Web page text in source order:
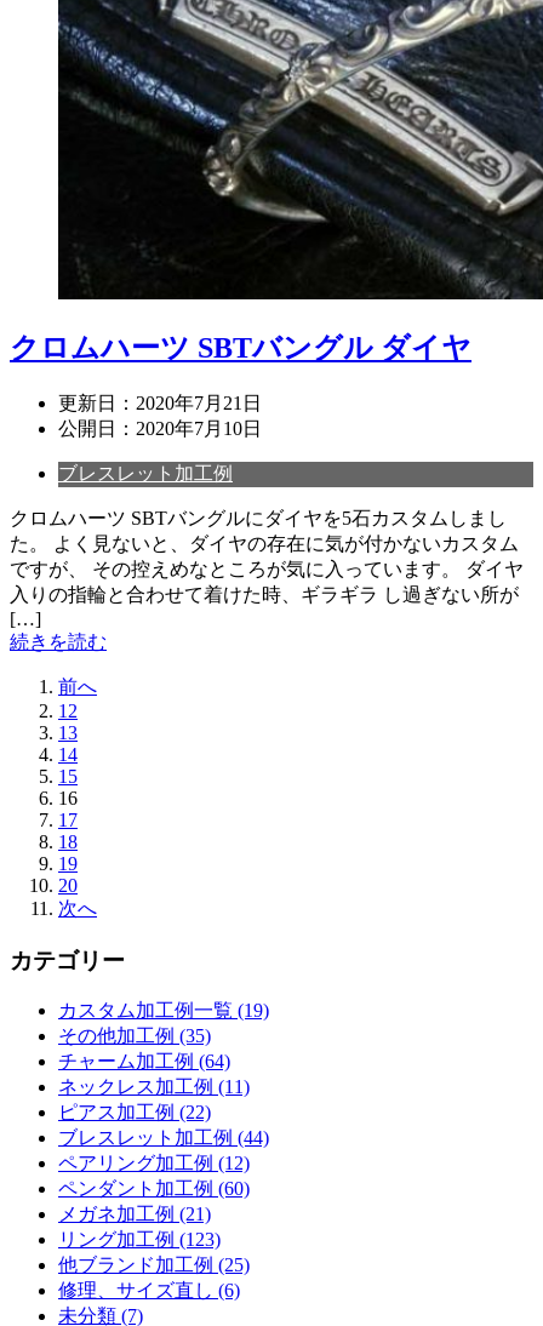
クロムハーツ SBTバングル ダイヤ
更新日： 2020年7月21日
公開日： 2020年7月10日
ブレスレット加工例
クロムハーツ SBTバングルにダイヤを5石カスタムしまし
た。 よく見ないと、ダイヤの存在に気が付かないカスタム
ですが、 その控えめなところが気に入っています。 ダイヤ
入りの指輪と合わせて着けた時、ギラギラ し過ぎない所が
[…]
続きを読む
前へ
12
13
14
15
16
17
18
19
20
次へ
カテゴリー
カスタム加工例一覧 (19)
その他加工例 (35)
チャーム加工例 (64)
ネックレス加工例 (11)
ピアス加工例 (22)
ブレスレット加工例 (44)
ペアリング加工例 (12)
ペンダント加工例 (60)
メガネ加工例 (21)
リング加工例 (123)
他ブランド加工例 (25)
修理、サイズ直し (6)
未分類 (7)